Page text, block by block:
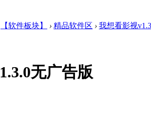
【软件板块】 › 精品软件区 › 我想看影视
无广告版